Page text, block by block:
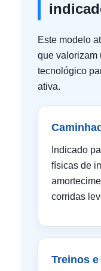
Este modelo
que valorizam
tecnológico
ativa.
Indicado
físicas de
corridas
Treinos